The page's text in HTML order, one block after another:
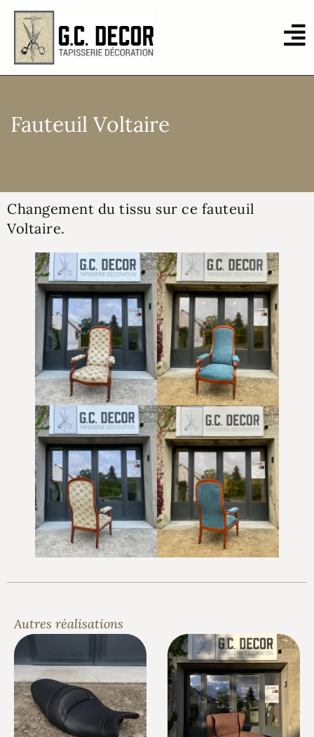
Fauteuil Voltaire
Changement du tissu sur ce fauteuil
Voltaire.
Autres réalisations